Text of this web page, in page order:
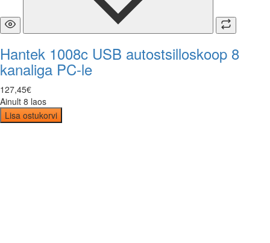
Hantek 1008c USB autostsilloskoop 8
kanaliga PC-le
127,45€
Ainult 8 laos
Lisa ostukorvi